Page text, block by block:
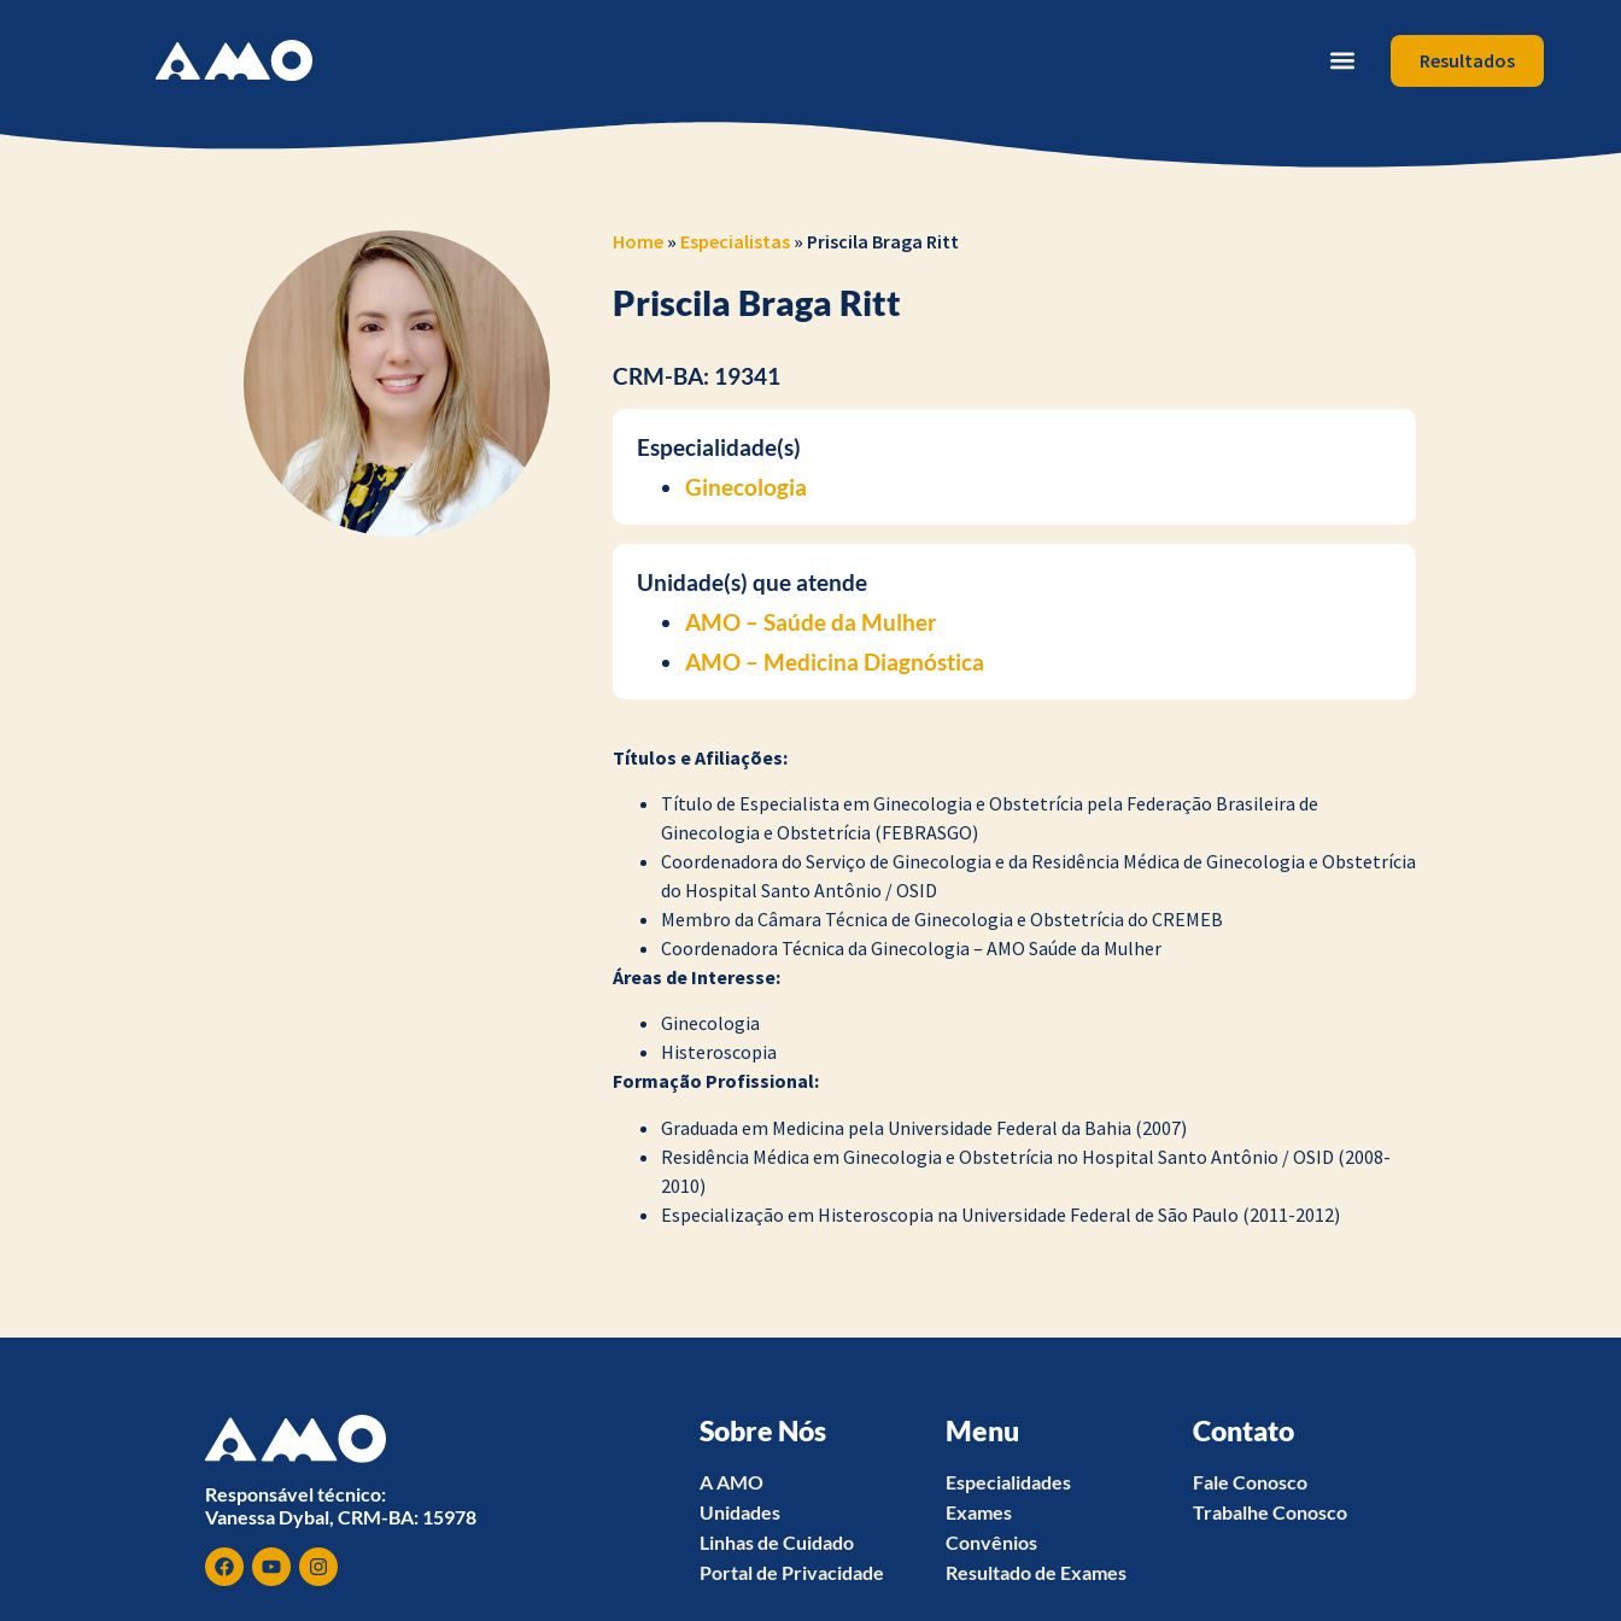
Resultados
Home» Especialistas» Priscila Braga Ritt
Priscila Braga Ritt
CRM-BA: 19341
Especialidade(s)
Ginecologia
Unidade(s) que atende
AMO – Saúde da Mulher
AMO – Medicina Diagnóstica
Títulos eAfiliações:
Título de Especialista em Ginecologia e Obstetrícia pela Federação Brasileira de
Ginecologia e Obstetrícia (FEBRASGO)
Coordenadora do Serviço de Ginecologia e da Residência Médica de Ginecologia e Obstetrícia
do Hospital Santo Antônio / OSID
Membro da Câmara Técnica de Ginecologia e Obstetrícia do CREMEB
Coordenadora Técnica da Ginecologia – AMO Saúde da Mulher
Áreas de Interesse:
Ginecologia
Histeroscopia
Formação Profissional:
Graduada em Medicina pela Universidade Federal da Bahia (2007)
Residência Médica em Ginecologia e Obstetrícia no Hospital Santo Antônio / OSID (2008-
2010)
Especialização em Histeroscopia na Universidade Federal de São Paulo (2011-2012)
Responsável técnico:
Vanessa Dybal, CRM-BA: 15978
Sobre Nós
A AMO
Unidades
Linhas de Cuidado
Portal de Privacidade
Menu
Especialidades
Exames
Convênios
Resultado de Exames
Contato
Fale Conosco
Trabalhe Conosco